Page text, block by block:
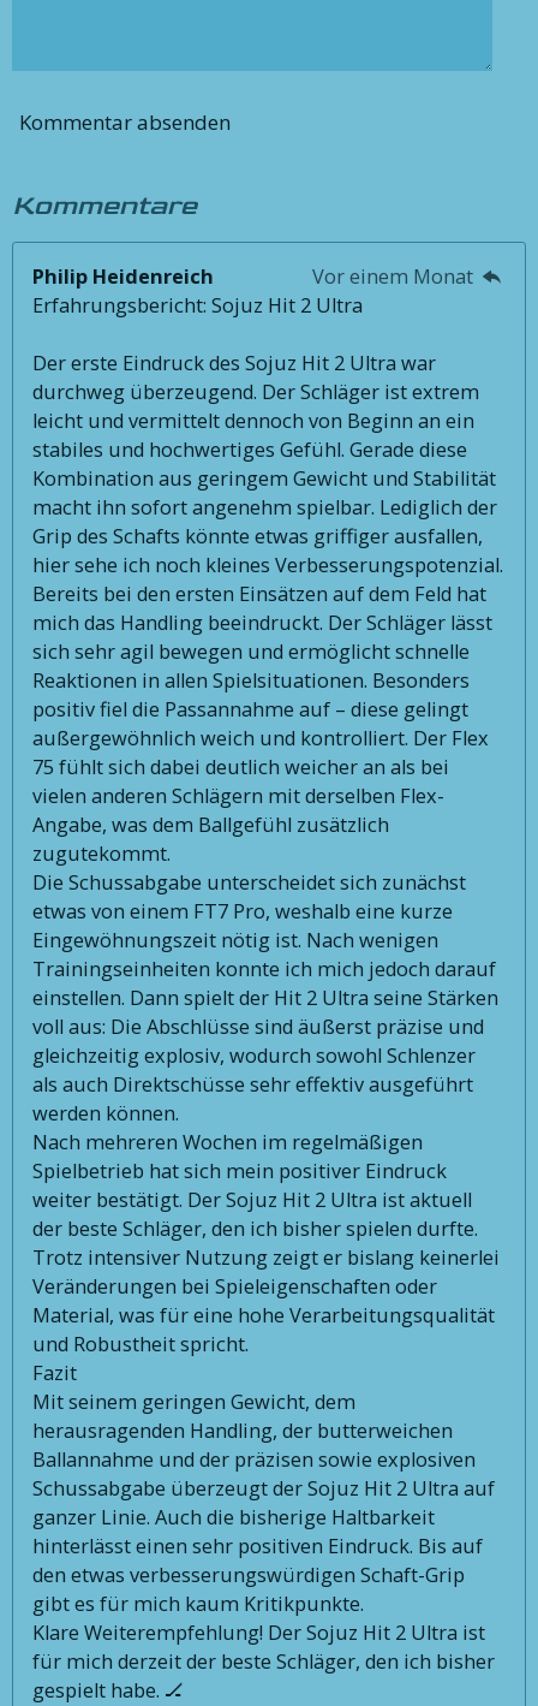
Kommentar absenden
Kommentare
Philip Heidenreich
Vor einem Monat
Erfahrungsbericht: Sojuz Hit 2 Ultra
Der erste Eindruck des Sojuz Hit 2 Ultra war
durchweg überzeugend. Der Schläger ist extrem
leicht und vermittelt dennoch von Beginn an ein
stabiles und hochwertiges Gefühl. Gerade diese
Kombination aus geringem Gewicht und Stabilität
macht ihn sofort angenehm spielbar. Lediglich der
Grip des Schafts könnte etwas griffiger ausfallen,
hier sehe ich noch kleines Verbesserungspotenzial.
Bereits bei den ersten Einsätzen auf dem Feld hat
mich das Handling beeindruckt. Der Schläger lässt
sich sehr agil bewegen und ermöglicht schnelle
Reaktionen in allen Spielsituationen. Besonders
positiv fiel die Passannahme auf – diese gelingt
außergewöhnlich weich und kontrolliert. Der Flex
75 fühlt sich dabei deutlich weicher an als bei
vielen anderen Schlägern mit derselben Flex-
Angabe, was dem Ballgefühl zusätzlich
zugutekommt.
Die Schussabgabe unterscheidet sich zunächst
etwas von einem FT7 Pro, weshalb eine kurze
Eingewöhnungszeit nötig ist. Nach wenigen
Trainingseinheiten konnte ich mich jedoch darauf
einstellen. Dann spielt der Hit 2 Ultra seine Stärken
voll aus: Die Abschlüsse sind äußerst präzise und
gleichzeitig explosiv, wodurch sowohl Schlenzer
als auch Direktschüsse sehr effektiv ausgeführt
werden können.
Nach mehreren Wochen im regelmäßigen
Spielbetrieb hat sich mein positiver Eindruck
weiter bestätigt. Der Sojuz Hit 2 Ultra ist aktuell
der beste Schläger, den ich bisher spielen durfte.
Trotz intensiver Nutzung zeigt er bislang keinerlei
Veränderungen bei Spieleigenschaften oder
Material, was für eine hohe Verarbeitungsqualität
und Robustheit spricht.
Fazit
Mit seinem geringen Gewicht, dem
herausragenden Handling, der butterweichen
Ballannahme und der präzisen sowie explosiven
Schussabgabe überzeugt der Sojuz Hit 2 Ultra auf
ganzer Linie. Auch die bisherige Haltbarkeit
hinterlässt einen sehr positiven Eindruck. Bis auf
den etwas verbesserungswürdigen Schaft-Grip
gibt es für mich kaum Kritikpunkte.
Klare Weiterempfehlung! Der Sojuz Hit 2 Ultra ist
für mich derzeit der beste Schläger, den ich bisher
gespielt habe. 🏒